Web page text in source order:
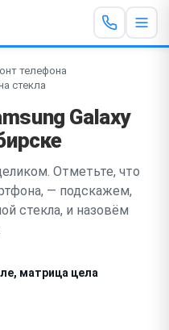
телефона
стекла
Galaxy
Отметьте, что
— подскажем,
стекла, и назовём
матрица цела